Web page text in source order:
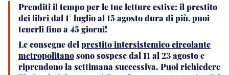
Prenditi il tempo per le tue letture estive: il prestito
dei libri dal 1° luglio al 15 agosto dura di più, puoi
tenerli fino a 45 giorni!
Le consegne del prestito intersistemico circolante
metropolitanosono sospesedal 11 al 23 agostoe
riprendono la settimana successiva. Puoi richiedere